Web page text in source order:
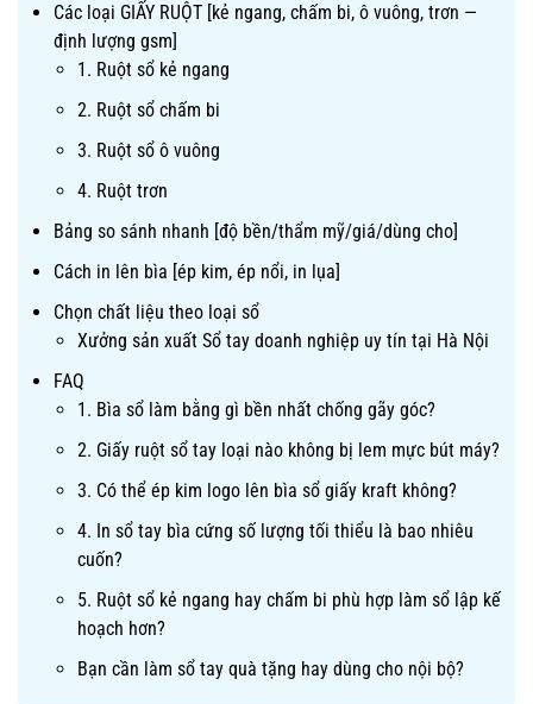
Các loại GIẤY RUỘT [kẻ ngang, chấm bi, ô vuông, trơn —
định lượng gsm]
1. Ruột sổ kẻ ngang
2. Ruột sổ chấm bi
3. Ruột sổ ô vuông
4. Ruột trơn
Bảng so sánh nhanh [độ bền/thẩm mỹ/giá/dùng cho]
Cách in lên bìa [ép kim, ép nổi, in lụa]
Chọn chất liệu theo loại sổ
Xưởng sản xuất Sổ tay doanh nghiệp uy tín tại Hà Nội
FAQ
1. Bìa sổ làm bằng gì bền nhất chống gãy góc?
2. Giấy ruột sổ tay loại nào không bị lem mực bút máy?
3. Có thể ép kim logo lên bìa sổ giấy kraft không?
4. In sổ tay bìa cứng số lượng tối thiểu là bao nhiêu
cuốn?
5. Ruột sổ kẻ ngang hay chấm bi phù hợp làm sổ lập kế
hoạch hơn?
Bạn cần làm sổ tay quà tặng hay dùng cho nội bộ?